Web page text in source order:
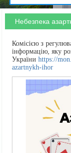
Небезпека
Комісією з
інформацію, яку
України https://
azartnykh-ihor